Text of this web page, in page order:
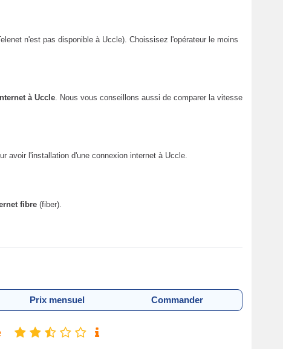
n'est pas disponible à Uccle). Choissisez l'opérateur le moins
à Uccle. Nous vous conseillons aussi de comparer la vitesse
avoir l'installation d'une connexion internet à Uccle.
fibre(fiber).
Prix mensuel Commander